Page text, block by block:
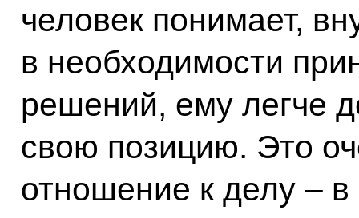
человек понимает,
в необходимости
решений, ему легче
свою позицию. Это
отношение к делу – в